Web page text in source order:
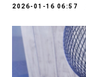
2026-01-16 06:57